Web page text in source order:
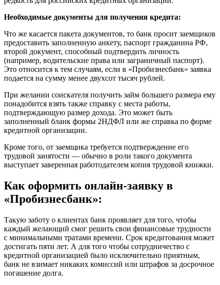
Необходимые документы для получения кредита:
Что же касается пакета документов, то банк просит заемщиков
предоставить заполненную анкету, паспорт гражданина РФ,
второй документ, способный подтвердить личность
(например, водительские права или заграничный паспорт).
Это относится к тем случаям, если в «Пробизнесбанк» заявка
подается на сумму менее двухсот тысяч рублей.
При желании соискателя получить займ большего размера ему
понадобится взять также справку с места работы,
подтверждающую размер дохода. Это может быть
заполненный бланк формы 2НДФЛ или же справка по форме
кредитной организации.
Кроме того, от заемщика требуется подтверждение его
трудовой занятости — обычно в роли такого документа
выступает заверенная работодателем копия трудовой книжки.
Как оформить онлайн-заявку в
«Пробизнесбанк»:
Такую заботу о клиентах банк проявляет для того, чтобы
каждый желающий смог решить свои финансовые трудности
с минимальными тратами времени. Срок кредитования может
достигать пяти лет. А для того чтобы сотрудничество с
кредитной организацией было исключительно приятным,
банк не взимает никаких комиссий или штрафов за досрочное
погашение долга.